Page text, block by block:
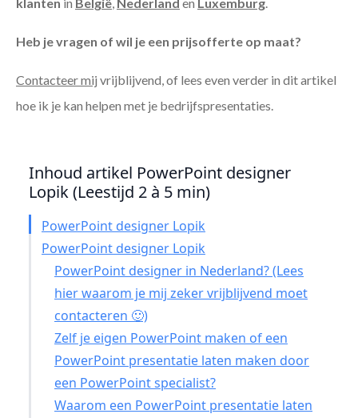
Heb je vragen of wil je een prijsofferte op maat?
Contacteer mij vrijblijvend, of lees even verder in dit artikel
hoe ik je kan helpen met je bedrijfspresentaties.
Inhoud artikel PowerPoint designer
Lopik (Leestijd 2 à 5 min)
PowerPoint designer Lopik
PowerPoint designer Lopik
PowerPoint designer in Nederland? (Lees
hier waarom je mij zeker vrijblijvend moet
contacteren 🙂)
Zelf je eigen PowerPoint maken of een
PowerPoint presentatie laten maken door
een PowerPoint specialist?
Waarom een PowerPoint presentatie laten